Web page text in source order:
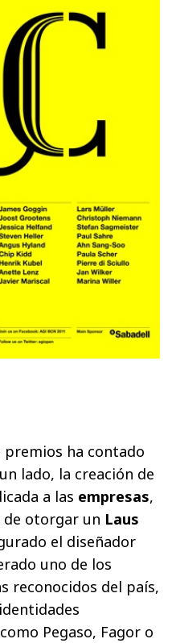
premios ha contado
lado, la creación de
a las empresas,
otorgar un Laus
el diseñador
uno de los
reconocidos del país,
Pegaso, Fagor o